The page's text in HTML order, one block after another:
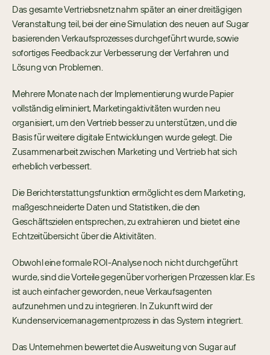
Das gesamte Vertriebsnetz nahm später an einer dreitägigen
Veranstaltung teil, bei der eine Simulation des neuen auf Sugar
basierenden Verkaufsprozesses durchgeführt wurde, sowie
sofortiges Feedback zur Verbesserung der Verfahren und
Lösung von Problemen.
Mehrere Monate nach der Implementierung wurde Papier
vollständig eliminiert, Marketingaktivitäten wurden neu
organisiert, um den Vertrieb besser zu unterstützen, und die
Basis für weitere digitale Entwicklungen wurde gelegt. Die
Zusammenarbeit zwischen Marketing und Vertrieb hat sich
erheblich verbessert.
Die Berichterstattungsfunktion ermöglicht es dem Marketing,
maßgeschneiderte Daten und Statistiken, die den
Geschäftszielen entsprechen, zu extrahieren und bietet eine
Echtzeitübersicht über die Aktivitäten.
Obwohl eine formale ROI-Analyse noch nicht durchgeführt
wurde, sind die Vorteile gegenüber vorherigen Prozessen klar. Es
ist auch einfacher geworden, neue Verkaufsagenten
aufzunehmen und zu integrieren. In Zukunft wird der
Kundenservicemanagementprozess in das System integriert.
Das Unternehmen bewertet die Ausweitung von Sugar auf